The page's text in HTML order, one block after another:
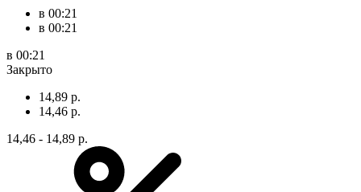
в 00:21
в 00:21
в 00:21
Закрыто
14,89 р.
14,46 р.
14,46 - 14,89 р.